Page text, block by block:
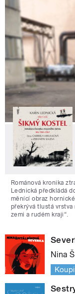
Románová kronika
Lednická předkládá
měnící obraz
překrývá tlustá vrstva
zemi a rudém kraji“.
Nina